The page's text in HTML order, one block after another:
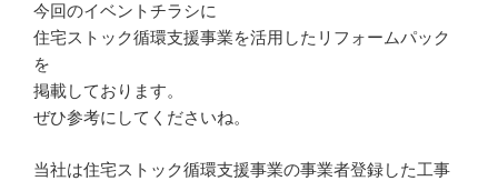
今回のイベントチラシに
住宅ストック循環支援事業を活用したリフォームパック
を
掲載しております。
ぜひ参考にしてくださいね。
当社は住宅ストック循環支援事業の事業者登録した工事